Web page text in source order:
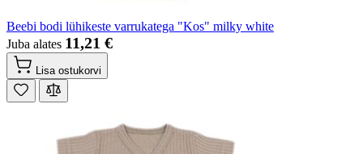
Beebi bodi lühikeste varrukatega "Kos" milky white
Juba alates 11,21 €
Lisa ostukorvi